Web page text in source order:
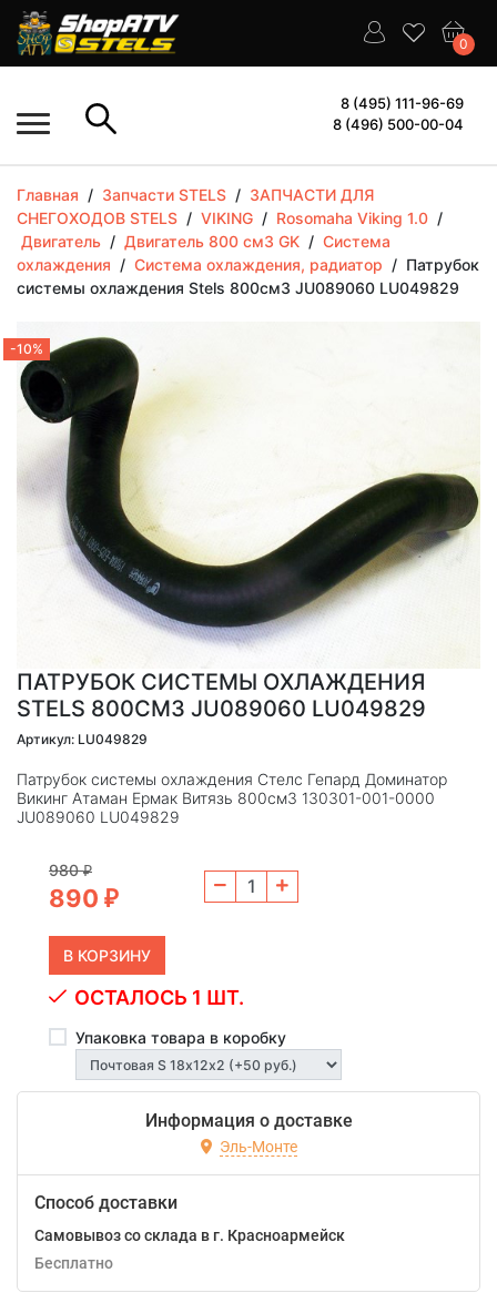
0
8 (495) 111-96-69
8 (496) 500-00-04
Главная / Запчасти STELS / ЗАПЧАСТИ ДЛЯ
СНЕГОХОДОВ STELS / VIKING / Rosomaha Viking 1.0 /
Двигатель / Двигатель 800 см3 GK / Система
охлаждения / Система охлаждения, радиатор / Патрубок
системы охлаждения Stels 800см3 JU089060 LU049829
-10%
ПАТРУБОК СИСТЕМЫ ОХЛАЖДЕНИЯ
STELS 800СМ3 JU089060 LU049829
Артикул: LU049829
Патрубок системы охлаждения Стелс Гепард Доминатор
Викинг Атаман Ермак Витязь 800см3 130301-001-0000
JU089060 LU049829
980₽
890 ₽
ОСТАЛОСЬ 1 ШТ.
Упаковка товара в коробку
Информация о доставке
Эль-Монте
Способ доставки
Самовывоз со склада в г. Красноармейск
Бесплатно